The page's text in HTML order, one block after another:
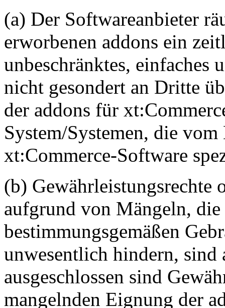
(a) Der Softwareanbieter
erworbenen addons ein
unbeschränktes, einfaches
nicht gesondert an Dritte
der addons für
System/Systemen, die
xt:Commerce-Software
(b) Gewährleistungsrechte
aufgrund von Mängeln,
bestimmungsgemäßen
unwesentlich hindern, sind
ausgeschlossen sind
mangelnden Eignung der